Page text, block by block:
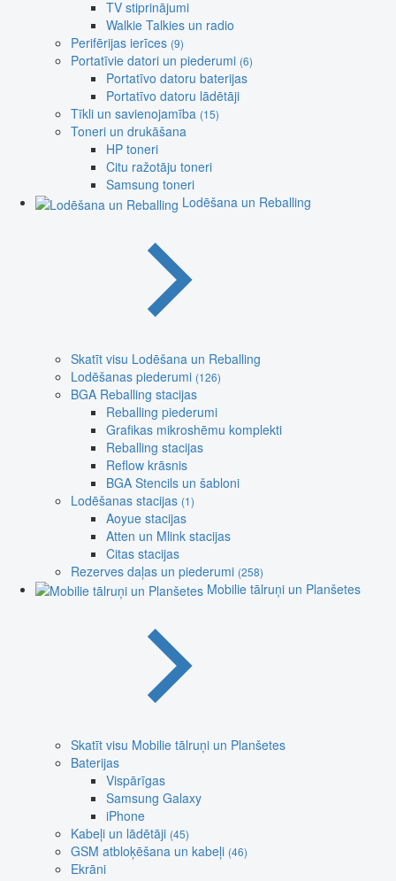
TV stiprinājumi
Walkie Talkies un radio
Perifērijas ierīces (9)
Portatīvie datori un piederumi (6)
Portatīvo datoru baterijas
Portatīvo datoru lādētāji
Tīkli un savienojamība (15)
Toneri un drukāšana
HP toneri
Citu ražotāju toneri
Samsung toneri
Lodēšana un Reballing
Skatīt visu Lodēšana un Reballing
Lodēšanas piederumi (126)
BGA Reballing stacijas
Reballing piederumi
Grafikas mikroshēmu komplekti
Reballing stacijas
Reflow krāsnis
BGA Stencils un šabloni
Lodēšanas stacijas (1)
Aoyue stacijas
Atten un Mlink stacijas
Citas stacijas
Rezerves daļas un piederumi (258)
Mobilie tālruņi un Planšetes
Skatīt visu Mobilie tālruņi un Planšetes
Baterijas
Vispārīgas
Samsung Galaxy
iPhone
Kabeļi un lādētāji (45)
GSM atbloķēšana un kabeļi (46)
Ekrāni